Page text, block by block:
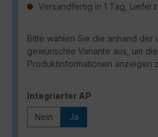
Versandfertig in 1 Tag,
Bitte wählen Sie die anhand der
gewünschte Variante aus, um
Produktinformationen anzeigen
Integrierter AP
Nein Ja